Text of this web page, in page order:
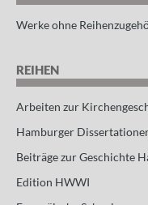
Werke ohne
REIHEN
Arbeiten zur
Hamburger
Beiträge zur Geschichte
Edition HWWI